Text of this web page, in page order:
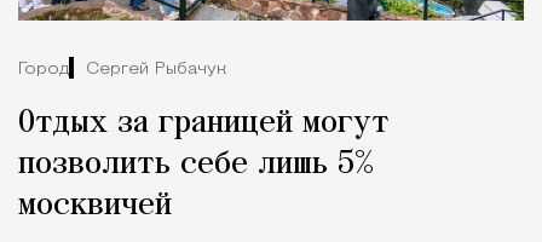
Город Сергей Рыбачук
Отдых за границей могут
позволить себе лишь 5%
москвичей